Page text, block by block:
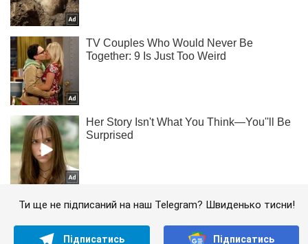
Ти ще не підписаний на наш Telegram? Швиденько тисни!
Підписатись Підписатись